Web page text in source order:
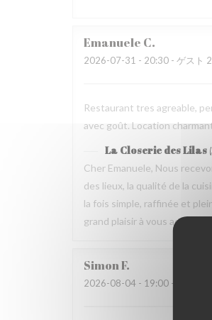
Emanuele C
2026-07-31 - 20:30 - ゲスト 2
Restaurant tres agreable,
avec goût. Location
La Closerie des Lilas
Cher Emanuele, Nous
des lieux, la qualité de la
la fois simple, raffinée et
grand plaisir à vous accueillir
SimonF
2026-08-04 - 19:00 - ゲスト 5